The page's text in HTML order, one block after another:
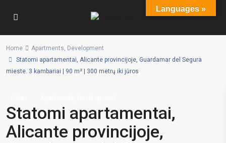
Home Apartments, Development
Statomi apartamentai, Alicante provincijoje, Guardamar del Segura
mieste. 3 kambariai | 90 m² | 300 metrų iki jūros
Statomi apartamentai,
Alicante provincijoje,
Languages »